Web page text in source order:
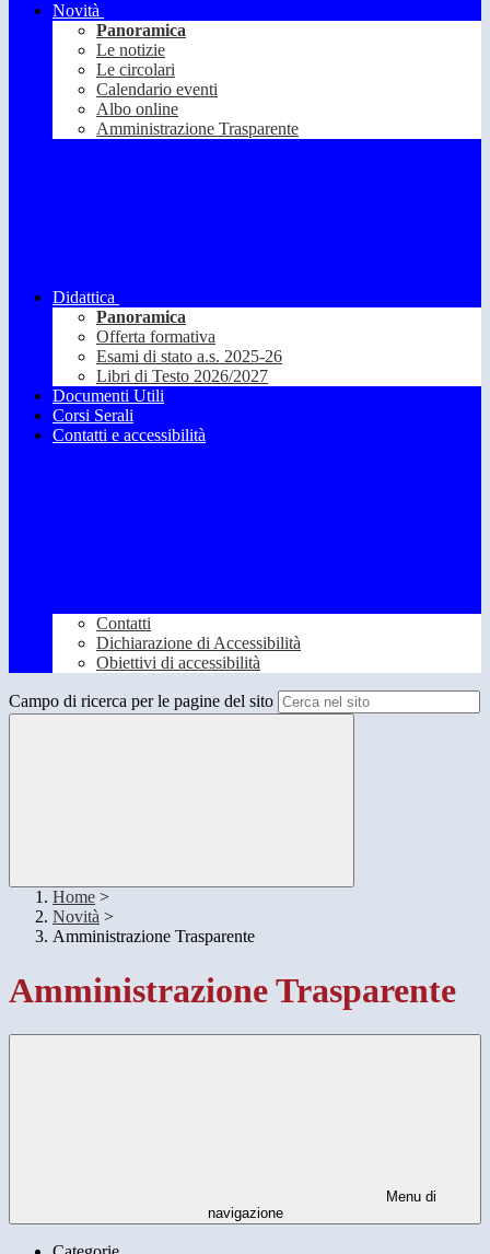
Novità
Panoramica
Le notizie
Le circolari
Calendario eventi
Albo online
Amministrazione Trasparente
Didattica
Panoramica
Offerta formativa
Esami di stato a.s. 2025-26
Libri di Testo 2026/2027
Documenti Utili
Corsi Serali
Contatti e accessibilità
Contatti
Dichiarazione di Accessibilità
Obiettivi di accessibilità
Campo di ricerca per le pagine del sito
Home >
Novità >
Amministrazione Trasparente
Amministrazione Trasparente
Menu di
navigazione